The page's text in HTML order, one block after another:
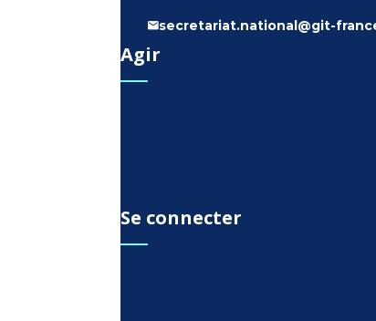
secretariat.national@git-
Agir
Se connecter